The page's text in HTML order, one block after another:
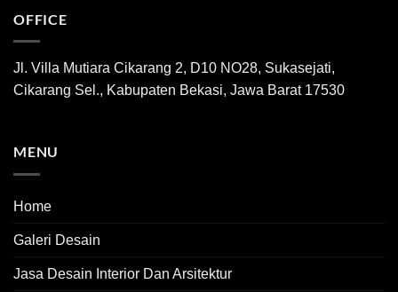
OFFICE
Jl. Villa Mutiara Cikarang 2, D10 NO28, Sukasejati,
Cikarang Sel., Kabupaten Bekasi, Jawa Barat 17530
MENU
Home
Galeri Desain
Jasa Desain Interior Dan Arsitektur